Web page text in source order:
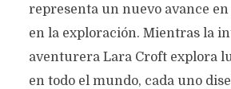
representa un nuevo avance en
en la exploración. Mientras la
aventurera Lara Croft explora
en todo el mundo, cada uno